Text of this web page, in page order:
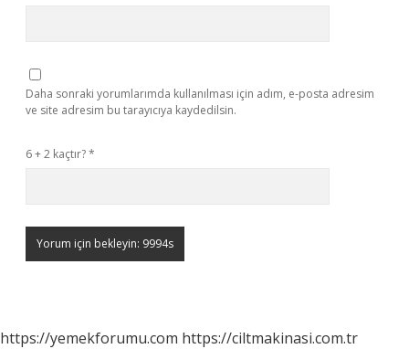
Daha sonraki yorumlarımda kullanılması için adım, e-posta adresim
ve site adresim bu tarayıcıya kaydedilsin.
6 + 2 kaçtır?*
https://yemekforumu.com https://ciltmakinasi.com.tr